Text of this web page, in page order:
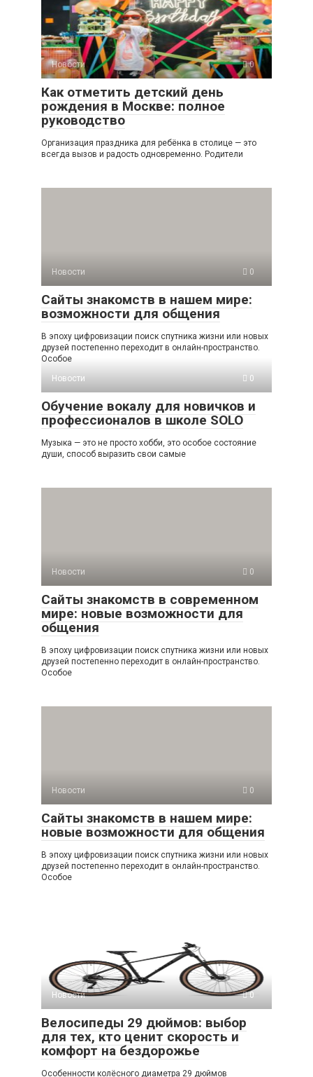
Новости 0
Как отметить детский день
рождения в Москве: полное
руководство
Организация праздника для ребёнка в столице — это
всегда вызов и радость одновременно. Родители
Новости 0
Сайты знакомств в нашем мире:
возможности для общения
В эпоху цифровизации поиск спутника жизни или новых
друзей постепенно переходит в онлайн-пространство.
Особое
Новости
0
Обучение вокалу для новичков и
профессионалов в школе SOLO
Музыка — это не просто хобби, это особое состояние
души, способ выразить свои самые
Новости 0
Сайты знакомств в современном
мире: новые возможности для
общения
В эпоху цифровизации поиск спутника жизни или новых
друзей постепенно переходит в онлайн-пространство.
Особое
Новости 0
Сайты знакомств в нашем мире:
новые возможности для общения
В эпоху цифровизации поиск спутника жизни или новых
друзей постепенно переходит в онлайн-пространство.
Особое
Новости 0
Велосипеды 29 дюймов: выбор
для тех, кто ценит скорость и
комфорт на бездорожье
Особенности колёсного диаметра 29 дюймов